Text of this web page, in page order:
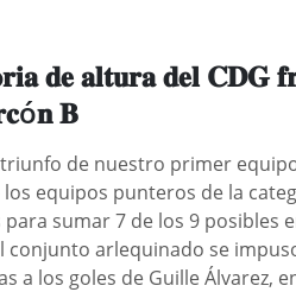
𝐝𝐞 𝐚𝐥𝐭𝐮𝐫𝐚 𝐝𝐞𝐥 𝐂𝐃𝐆
𝐁
de nuestro primer
equipos punteros de la
sumar 7 de los 9 posibles
conjunto arlequinado se
a los goles de Guille Álvarez,